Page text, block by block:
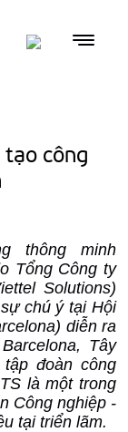
công
thông minh
TổngCông ty
Solutions)
chú ý tại Hội
diễn ra
Tây
đoàn công
là một trong
Công nghiệp -
tại triển lãm.